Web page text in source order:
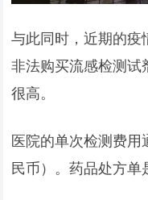
与此同时，近期的疫
非法购买流感检测
很高。
医院的单次检测费用
民币）。药品处方单